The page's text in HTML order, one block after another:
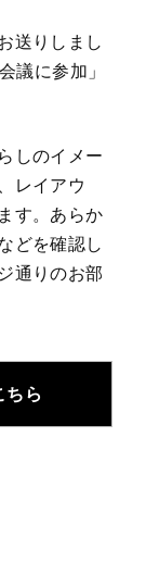
送りしまし
議に参加」
しのイメー
レイアウ
す。あらか
どを確認し
通りのお部
ちら